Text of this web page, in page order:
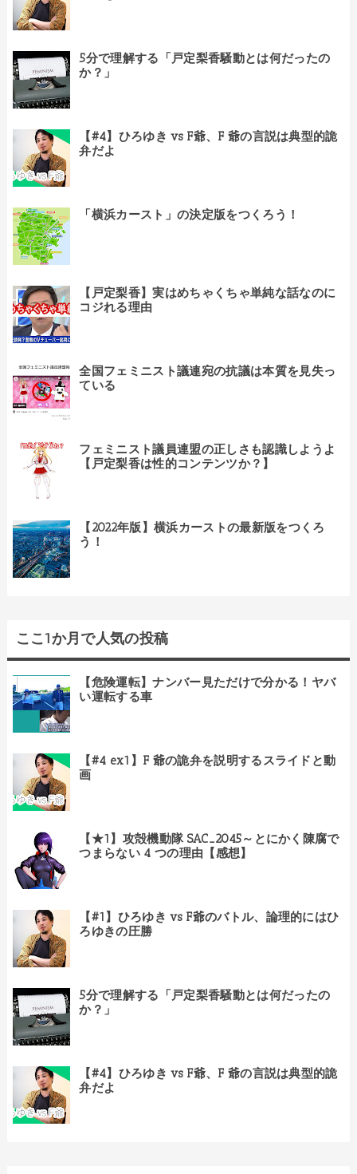
5分で理解する「戸定梨香騒動とは何だったの
か？」
【#4】ひろゆき vs F爺、F 爺の言説は典型的詭
弁だよ
「横浜カースト」の決定版をつくろう！
【戸定梨香】実はめちゃくちゃ単純な話なのに
コジれる理由
全国フェミニスト議連宛の抗議は本質を見失っ
ている
フェミニスト議員連盟の正しさも認識しようよ
【戸定梨香は性的コンテンツか？】
【2022年版】横浜カーストの最新版をつくろ
う！
ここ1か月で人気の投稿
【危険運転】ナンバー見ただけで分かる！ヤバ
い運転する車
【#4 ex1】F 爺の詭弁を説明するスライドと動
画
【★1】攻殻機動隊 SAC_2045～とにかく陳腐で
つまらない 4 つの理由【感想】
【#1】ひろゆき vs F爺のバトル、論理的にはひ
ろゆきの圧勝
5分で理解する「戸定梨香騒動とは何だったの
か？」
【#4】ひろゆき vs F爺、F 爺の言説は典型的詭
弁だよ